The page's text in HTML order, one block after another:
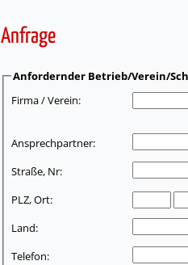
Anfrage
Anfordernder Betrieb/Verein/
Firma / Verein:
Ansprechpartner:
Straße, Nr:
PLZ, Ort:
Land:
Telefon: